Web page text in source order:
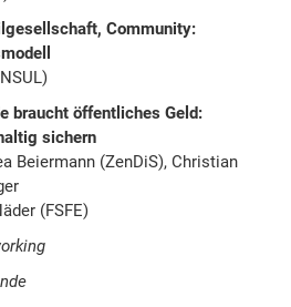
Community:
braucht öffentliches Geld:
sichern
Beiermann (ZenDiS), Christian
(FSFE)